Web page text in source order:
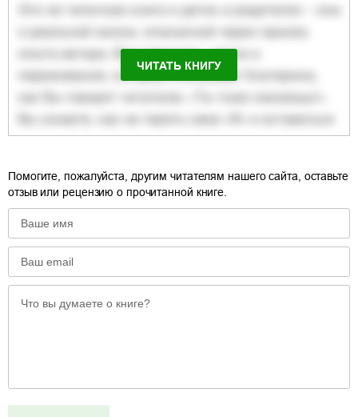
ЧИТАТЬ КНИГУ
Помогите, пожалуйста, другим читателям нашего сайта, оставьте
отзыв или рецензию о прочитанной книге.